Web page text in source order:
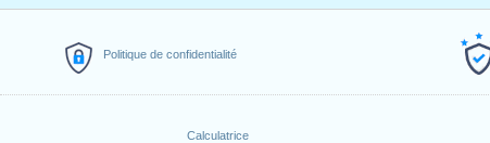
Politique de confidentialité
Calculatrice